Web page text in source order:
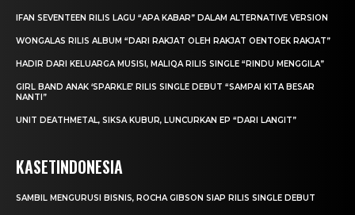
IFAN SEVENTEEN RILIS LAGU “APA KABAR” DALAM ALTERNATIVE VERSION
WONGALAS RILIS ALBUM “DARI RAKJAT OLEH RAKJAT OENTOEK RAKJAT”
HADIR DARI KELUARGA MUSISI, MALIQA RILIS SINGLE “RINDU MENGGILA”
GIRL BAND ANAK ‘SPARKLE’ RILIS SINGLE DEBUT “SAMPAI KITA BESAR
NANTI”
UNIT DEATHMETAL, SIKSA KUBUR, LUNCURKAN EP “DARI LANGIT”
KASETINDONESIA
SAMBIL MENGURUSI BISNIS, ROCHA GIBSON SIAP RILIS SINGLE DEBUT